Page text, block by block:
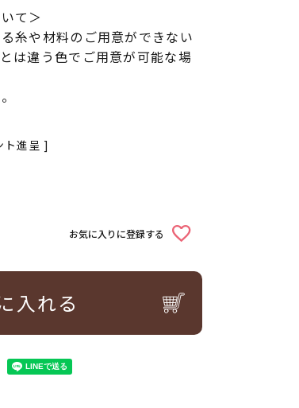
て＞
糸や材料のご用意ができない
は違う色でご用意が可能な場
ト進呈 ]
お気に入りに登録する
入れる